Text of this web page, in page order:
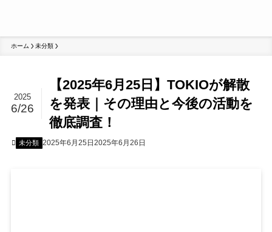
ホーム 未分類
【2025年6月25日】TOKIOが解散
を発表｜その理由と今後の活動を
徹底調査！
2025
6/26
未分類 2025年6月25日 2025年6月26日